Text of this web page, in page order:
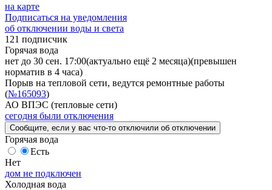
на карте
Подписаться на уведомления
об отключении воды и света
121 подписчик
Горячая вода
нет до 30 сен. 17:00(актуально ещё 2 месяца)(превышен
норматив в 4 часа)
Порыв на тепловой сети, ведутся ремонтные работы
(№165093)
АО ВПЭС (тепловые сети)
сегодня были отключения
Сообщите , если у вас что-то отключили об отключении
Горячая вода
Есть
Нет
дом не подключен
Холодная вода